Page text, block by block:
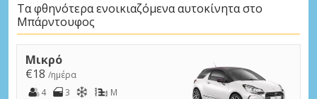
Τα φθηνότερα ενοικιαζόμενα αυτοκίνητα στο
Μπάρντουφος
Μικρό
€18 /ημέρα
4
3 M